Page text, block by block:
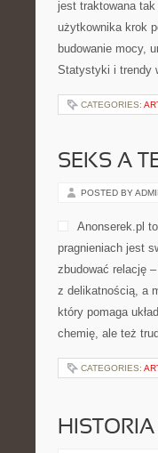
jest traktowana
użytkownika krok
budowanie mocy,
Statystyki i trendy
CATEGORIES:
SEKS A
POSTED BY
Anonserek.pl
pragnieniach jest
zbudować relację
z delikatnością, a
który pomaga
chemię, ale też
CATEGORIES: